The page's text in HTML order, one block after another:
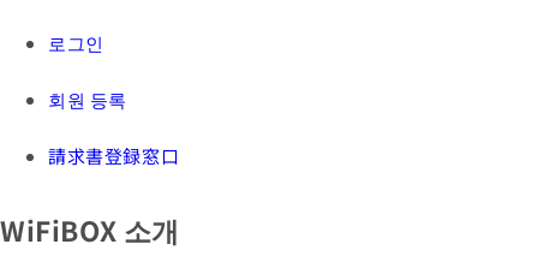
로그인
회원 등록
請求書登録窓口
WiFiBOX 소개